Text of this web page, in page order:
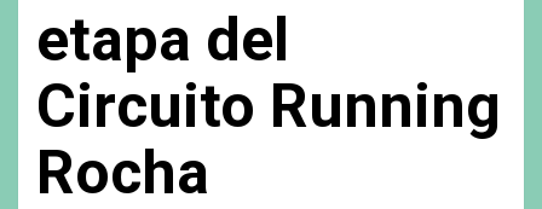
etapa del
Circuito Running
Rocha